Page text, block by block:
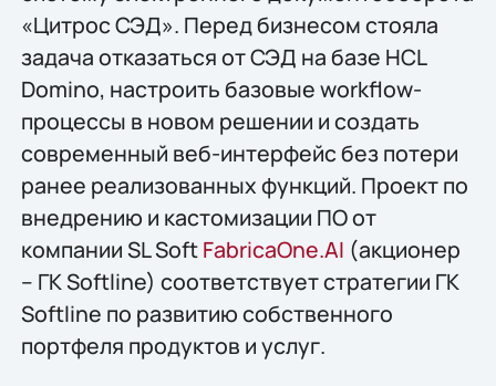
«Цитрос СЭД». Перед бизнесом стояла
задача отказаться от СЭД на базе HCL
Domino, настроить базовые workflow-
процессы в новом решении и создать
современный веб-интерфейс без потери
ранее реализованных функций. Проект по
внедрению и кастомизации ПО от
компании SL SoftFabricaOne.AI (акционер
– ГК Softline) соответствует стратегии ГК
Softline по развитию собственного
портфеля продуктов и услуг.